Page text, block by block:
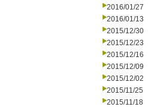
2016/01/27
2016/01/13
2015/12/30
2015/12/23
2015/12/16
2015/12/09
2015/12/02
2015/11/25
2015/11/18